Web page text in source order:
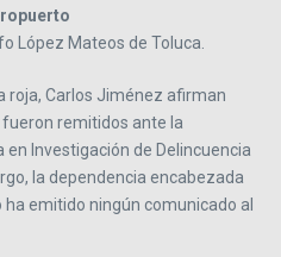
López Mateos de Toluca.
roja, Carlos Jiménez afirman
remitidos ante la
Investigación de Delincuencia
la dependencia encabezada
emitido ningún comunicado al